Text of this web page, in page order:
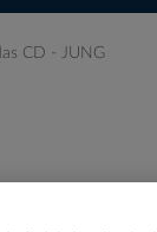
CD - JUNG